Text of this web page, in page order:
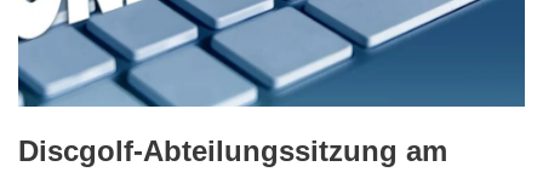
Discgolf-Abteilungssitzung am